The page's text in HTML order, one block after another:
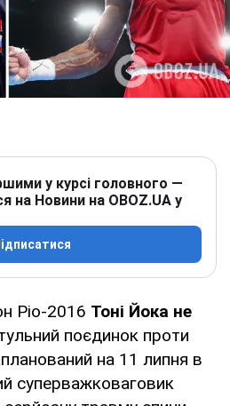
у курсі головного —
на Новини на OBOZ.UA у
Ріо-2016 Тоні Йока не
поєдинок проти
на 11 липня в
суперважковаговик